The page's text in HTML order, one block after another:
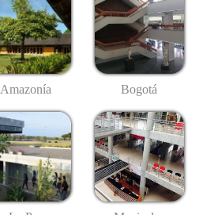
Amazonía Bogotá